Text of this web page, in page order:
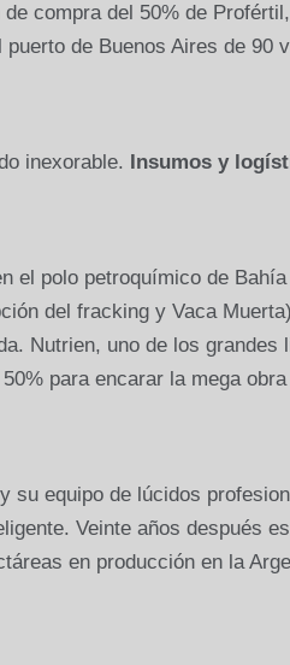
compra del 50% de
de Buenos Aires de 90
inexorable. Insumos y
el polo petroquímico de
del fracking y Vaca
Nutrien, uno de los grandes
para encarar la mega
su equipo de lúcidos
Veinte años después
en producción en la